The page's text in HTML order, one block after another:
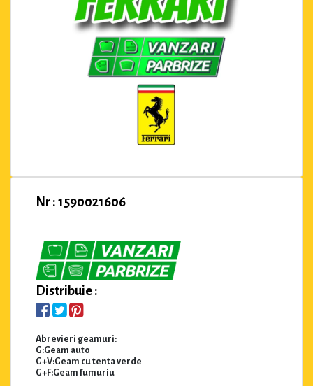
Nr : 1590021606
Distribuie :
Abrevieri geamuri:
G:Geam auto
G+V:Geam cu tenta verde
G+F:Geam fumuriu